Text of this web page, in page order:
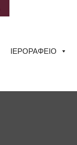
ΙΕΡΟΡΑΦΕΙΟ